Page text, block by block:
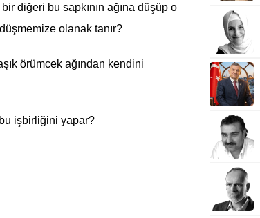
diğeri bu sapkının ağına düşüp o
olanak tanır?
örümcek ağından kendini
işbirliğini yapar?